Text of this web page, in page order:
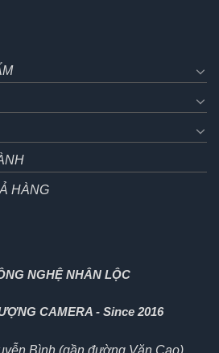
HÀNG
NGHỆ NHÂN LỘC
CAMERA - Since 2016
Bình (gần đường Văn Cao),